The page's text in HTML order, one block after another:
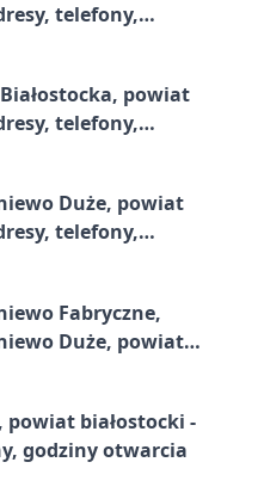
telefony,
powiat
telefony,
Duże, powiat
telefony,
Fabryczne,
Duże, powiat
powiat białostocki -
godziny otwarcia